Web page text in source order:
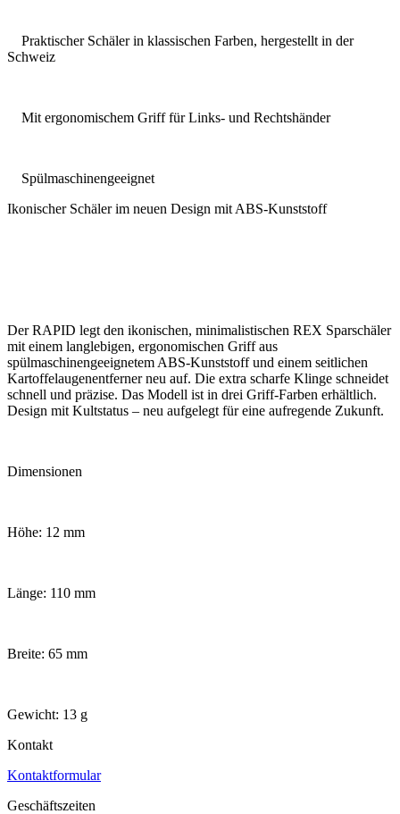
Praktischer Schäler in klassischen Farben, hergestellt in der
Schweiz
Mit ergonomischem Griff für Links- und Rechtshänder
Spülmaschinengeeignet
Ikonischer Schäler im neuen Design mit ABS-Kunststoff
Der RAPID legt den ikonischen, minimalistischen REX Sparschäler
mit einem langlebigen, ergonomischen Griff aus
spülmaschinengeeignetem ABS-Kunststoff und einem seitlichen
Kartoffelaugenentferner neu auf. Die extra scharfe Klinge schneidet
schnell und präzise. Das Modell ist in drei Griff-Farben erhältlich.
Design mit Kultstatus – neu aufgelegt für eine aufregende Zukunft.
Dimensionen
Höhe: 12 mm
Länge: 110 mm
Breite: 65 mm
Gewicht: 13 g
Kontakt
Kontaktformular
Geschäftszeiten